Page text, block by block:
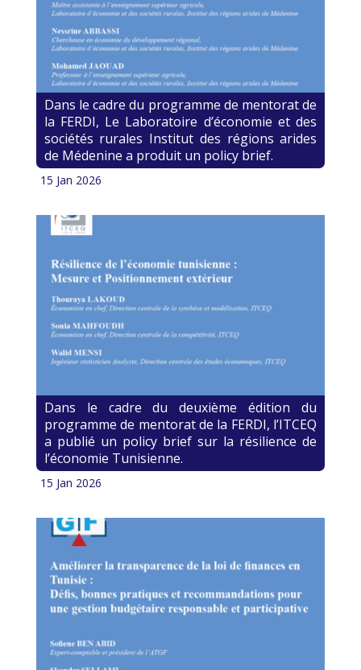
Dans le cadre du programme de mentorat de
la FERDI, Le Laboratoire d’économie et des
sociétés rurales Institut des régions arides
de Médenine a produit un policy brief.
15 Jan 2026
Dans le cadre du deuxième édition du
programme de mentorat de la FERDI, l’ITCEQ
a publié un policy brief sur la résilience de
l’économie Tunisienne.
15 Jan 2026